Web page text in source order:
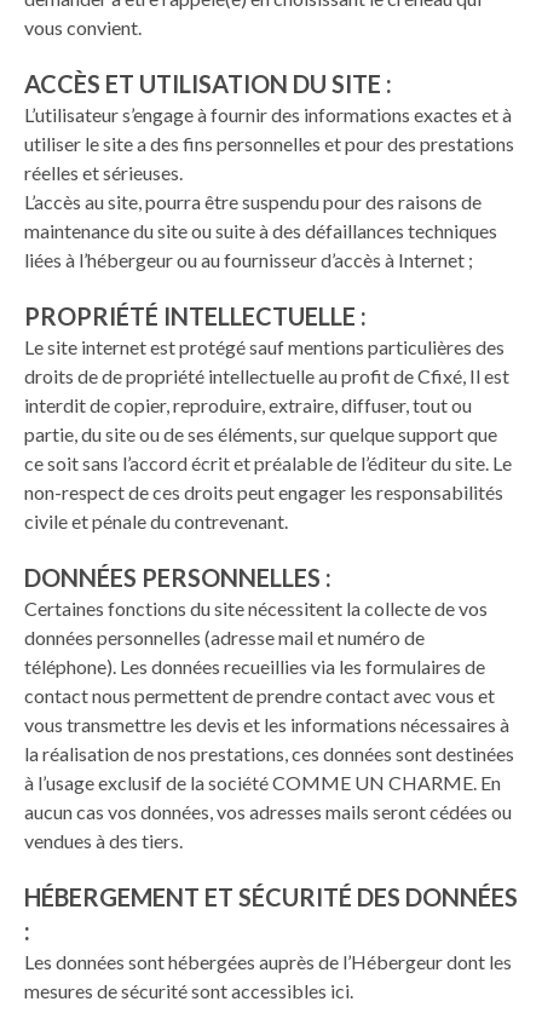
vous convient.
ACCÈS ET UTILISATION DU SITE :
L’utilisateur s’engage à fournir des informations exactes et à
utiliser le site a des fins personnelles et pour des prestations
réelles et sérieuses.
L’accès au site, pourra être suspendu pour des raisons de
maintenance du site ou suite à des défaillances techniques
liées à l’hébergeur ou au fournisseur d’accès à Internet ;
PROPRIÉTÉ INTELLECTUELLE :
Le site internet est protégé sauf mentions particulières des
droits de de propriété intellectuelle au profit de Cfixé, Il est
interdit de copier, reproduire, extraire, diffuser, tout ou
partie, du site ou de ses éléments, sur quelque support que
ce soit sans l’accord écrit et préalable de l’éditeur du site. Le
non-respect de ces droits peut engager les responsabilités
civile et pénale du contrevenant.
DONNÉES PERSONNELLES :
Certaines fonctions du site nécessitent la collecte de vos
données personnelles (adresse mail et numéro de
téléphone). Les données recueillies via les formulaires de
contact nous permettent de prendre contact avec vous et
vous transmettre les devis et les informations nécessaires à
la réalisation de nos prestations, ces données sont destinées
à l’usage exclusif de la sociétéCOMME UN CHARME. En
aucun cas vos données, vos adresses mails seront cédées ou
vendues à des tiers.
HÉBERGEMENT ET SÉCURITÉ DES DONNÉES
:
Les données sont hébergées auprès de l’Hébergeur dont les
mesures de sécurité sont accessibles ici.